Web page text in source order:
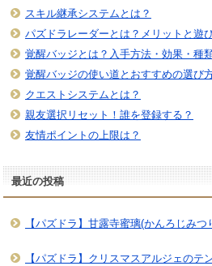
スキル継承システムとは？
パズドラレーダーとは？メリットと遊
覚醒バッジとは？入手方法・効果・種
覚醒バッジの使い道とおすすめの選び
クエストシステムとは？
親友選択リセット！誰を登録する？
友情ポイントの上限は？
最近の投稿
【パズドラ】甘露寺蜜璃(かんろじみ
【パズドラ】クリスマスアルジェのテ